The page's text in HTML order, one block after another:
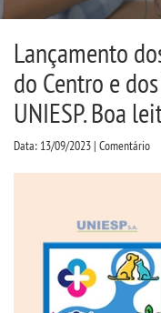
BIBLIOTECA
CPA
PROUNI
CURSOS
Lançamento
do Centro e
UNIESP. Boa
Data: 13/09/2023 | Comentário